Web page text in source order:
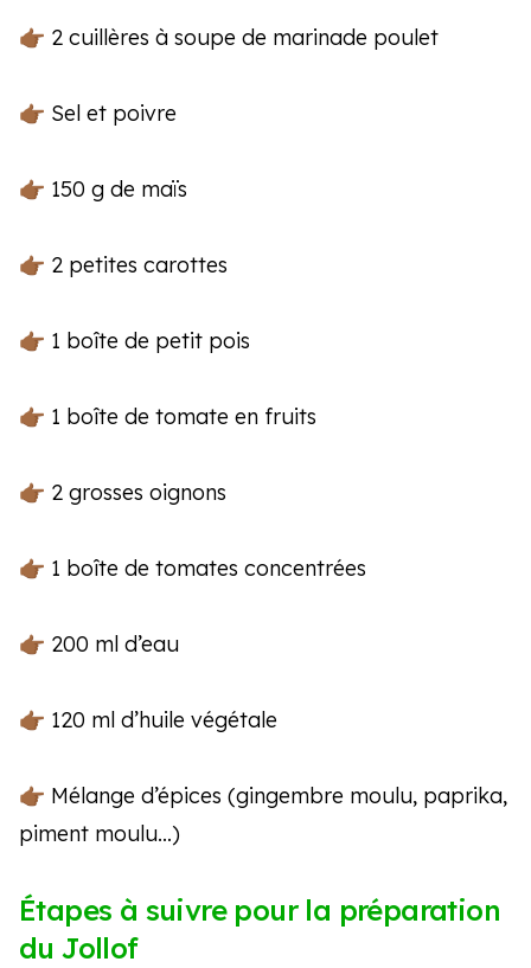
👉🏾 2 cuillères à soupe de marinade poulet
👉🏾 Sel et poivre
👉🏾 150 g de maïs
👉🏾 2 petites carottes
👉🏾 1 boîte de petit pois
👉🏾 1 boîte de tomate en fruits
👉🏾 2 grosses oignons
👉🏾 1 boîte de tomates concentrées
👉🏾 200 ml d’eau
👉🏾 120 ml d’huile végétale
👉🏾 Mélange d’épices (gingembre moulu, paprika,
piment moulu…)
Étapes à suivre pour la préparation
du Jollof